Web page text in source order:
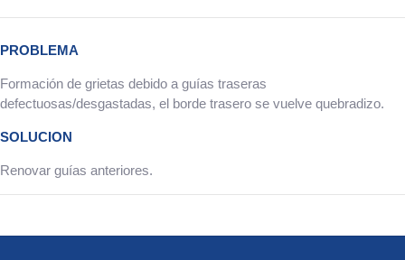
PROBLEMA
Formación de grietas debido a guías traseras
defectuosas/desgastadas, el borde trasero se vuelve quebradizo.
SOLUCION
Renovar guías anteriores.